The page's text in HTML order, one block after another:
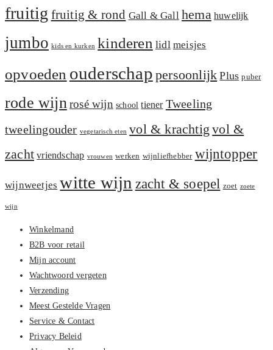
fruitig fruitig & rond Gall & Gall hema huwelijk
jumbo kids en kurken kinderen lidl meisjes
opvoeden ouderschap persoonlijk Plus puber
rode wijn rosé wijn school tiener Tweeling
tweelingouder vegetarisch eten vol & krachtig vol &
zacht vriendschap vrouwen werken wijnliefhebber wijntopper
wijnweetjes witte wijn zacht & soepel zoet zoete
wijn
Winkelmand
B2B voor retail
Mijn account
Wachtwoord vergeten
Verzending
Meest Gestelde Vragen
Service & Contact
Privacy Beleid